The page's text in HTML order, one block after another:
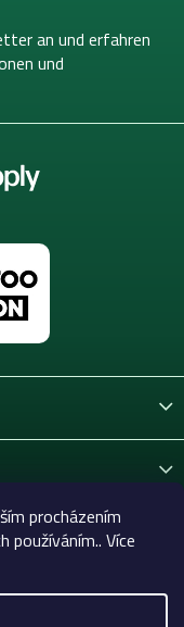
procházením
Více
an und erfahren
und